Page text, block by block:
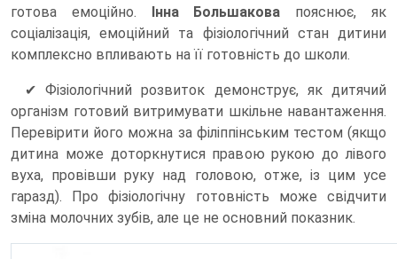
готова емоційно. Інна Большакова пояснює, як
соціалізація, емоційний та фізіологічний стан дитини
комплексно впливають на її готовність до школи.
✔ Фізіологічний розвиток демонструє, як дитячий
організм готовий витримувати шкільне навантаження.
Перевірити його можна за філіппінським тестом (якщо
дитина може доторкнутися правою рукою до лівого
вуха, провівши руку над головою, отже, із цим усе
гаразд). Про фізіологічну готовність може свідчити
зміна молочних зубів, але це не основний показник.